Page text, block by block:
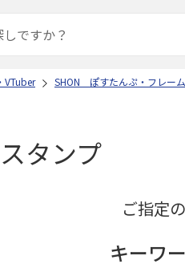
VTuber SHON ぽすたんぷ・フレー
タンプ
ご指定
キーワ